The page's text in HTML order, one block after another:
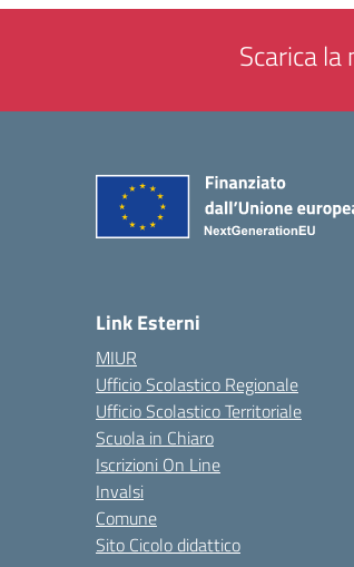
Scarica
Link Esterni
MIUR
Ufficio Scolastico Regionale
Ufficio Scolastico Territoriale
Scuola in Chiaro
Iscrizioni On Line
Invalsi
Comune
Sito Cicolo didattico